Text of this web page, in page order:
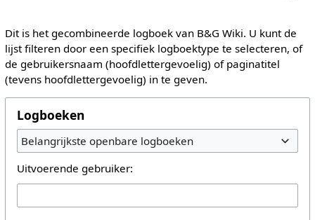
Dit is het gecombineerde logboek van B&G Wiki. U kunt de
lijst filteren door een specifiek logboektype te selecteren, of
de gebruikersnaam (hoofdlettergevoelig) of paginatitel
(tevens hoofdlettergevoelig) in te geven.
Logboeken
Belangrijkste openbare logboeken
Uitvoerende gebruiker: